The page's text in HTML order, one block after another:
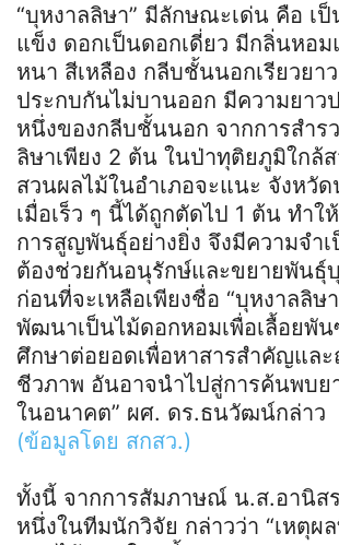
“บุหงาลลิษา” มีลักษณะเด่น คือ เป็
แข็ง ดอกเป็นดอกเดี่ยว มีกลิ่นหอม
หนา สีเหลือง กลีบชั้นนอกเรียวยา
ประกบกันไม่บานออก มีความยาว
หนึ่งของกลีบชั้นนอก จากการสำร
ลิษาเพียง 2 ต้น ในป่าทุติยภูมิใกล้
สวนผลไม้ในอำเภอจะแนะ จังหวั
เมื่อเร็ว ๆ นี้ได้ถูกตัดไป 1 ต้น ทำใ
การสูญพันธุ์อย่างยิ่ง จึงมีความจำเ
ต้องช่วยกันอนุรักษ์และขยายพันธุ์
ก่อนที่จะเหลือเพียงชื่อ “บุหงาลลิษ
พัฒนาเป็นไม้ดอกหอมเพื่อเลื้อยพั
ศึกษาต่อยอดเพื่อหาสารสำคัญและ
ชีวภาพ อันอาจนำไปสู่การค้นพบย
ในอนาคต” ผศ. ดร.ธนวัฒน์กล่าว
(ข้อมูลโดย สกสว.)
ทั้งนี้ จากการสัมภาษณ์ น.ส.อานิส
หนึ่งในทีมนักวิจัย กล่าวว่า “เหตุผ